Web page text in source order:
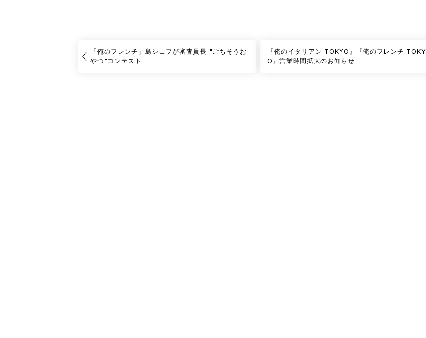
「俺のフレンチ」島シェフが審査員長 "ごちそうお
やつ"コンテスト
『俺のイタリアン TOKYO』『俺のフレンチ TOKY
O』営業時間拡大のお知らせ